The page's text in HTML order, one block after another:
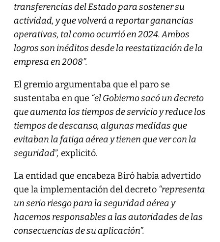
transferencias del Estado para sostener su
actividad, y que volverá a reportar ganancias
operativas, tal como ocurrió en 2024. Ambos
logros son inéditos desde la reestatización de la
empresa en 2008”.
El gremio argumentaba que el paro se
sustentaba en que “el Gobierno sacó un decreto
que aumenta los tiempos de servicio y reduce los
tiempos de descanso, algunas medidas que
evitaban la fatiga aérea y tienen que ver con la
seguridad”, explicitó.
La entidad que encabeza Biró había advertido
que la implementación del decreto “representa
un serio riesgo para la seguridad aérea y
hacemos responsables a las autoridades de las
consecuencias de su aplicación”.